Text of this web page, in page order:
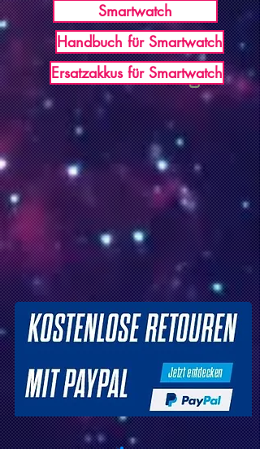
USB Germany
Smartwatch
Handbuch für Smartwatch
Ersatzakkus für Smartwatch